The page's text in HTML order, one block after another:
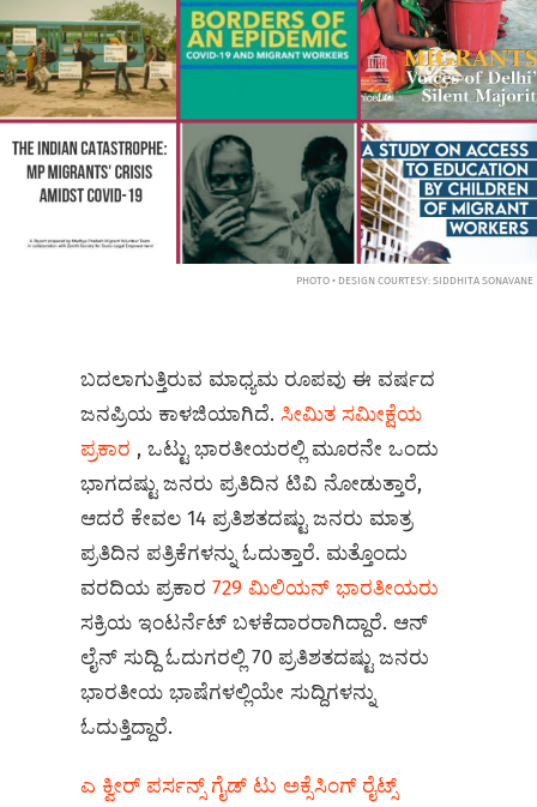
PHOTO • DESIGN COURTESY: SIDDHITA SONAVANE
ಬದಲಾಗುತ್ತಿರುವ ಮಾಧ್ಯಮ ರೂಪವು ಈ ವರ್ಷದ
ಜನಪ್ರಿಯ ಕಾಳಜಿಯಾಗಿದೆ.ಸೀಮಿತ ಸಮೀಕ್ಷೆಯ
ಪ್ರಕಾರ , ಒಟ್ಟು ಭಾರತೀಯರಲ್ಲಿ ಮೂರನೇ ಒಂದು
ಭಾಗದಷ್ಟು ಜನರು ಪ್ರತಿದಿನ ಟಿವಿ ನೋಡುತ್ತಾರೆ,
ಆದರೆ ಕೇವಲ 14 ಪ್ರತಿಶತದಷ್ಟು ಜನರು ಮಾತ್ರ
ಪ್ರತಿದಿನ ಪತ್ರಿಕೆಗಳನ್ನು ಓದುತ್ತಾರೆ. ಮತ್ತೊಂದು
ವರದಿಯ ಪ್ರಕಾರ729 ಮಿಲಿಯನ್ ಭಾರತೀಯರು
ಸಕ್ರಿಯ ಇಂಟರ್ನೆಟ್ ಬಳಕೆದಾರರಾಗಿದ್ದಾರೆ. ಆನ್‌
ಲೈನ್‌ ಸುದ್ದಿ ಓದುಗರಲ್ಲಿ 70 ಪ್ರತಿಶತದಷ್ಟು ಜನರು
ಭಾರತೀಯ ಭಾಷೆಗಳಲ್ಲಿಯೇ ಸುದ್ದಿಗಳನ್ನು
ಓದುತ್ತಿದ್ದಾರೆ.
ಎ ಕ್ವೀರ್‌ ಪರ್ಸನ್ಸ್‌ ಗೈಡ್‌ ಟು ಅಕ್ಸೆಸಿಂಗ್‌ ರೈಟ್ಸ್‌